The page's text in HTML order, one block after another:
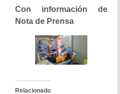
Con información de
Nota de Prensa
Relacionado